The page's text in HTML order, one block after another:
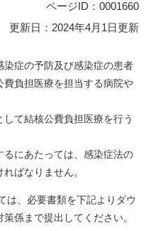
ページID：0001660
更新日：2024年4月1日更新
症の予防及び感染症の患者
負担医療を担当する病院や
て結核公費負担医療を行う
にあたっては、感染症法の
ばなりません。
、必要書類を下記よりダウ
係まで提出してください。